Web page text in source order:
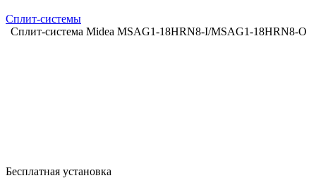
Сплит-системы
Сплит-система Midea MSAG1-18HRN8-I/MSAG1-18HRN8-O
Бесплатная установка